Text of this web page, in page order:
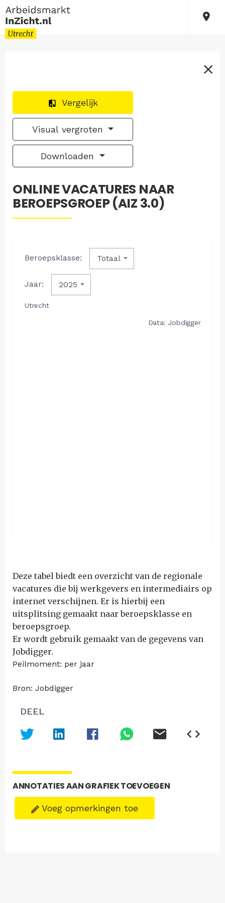
Vergelijk
Visual vergroten
Downloaden
ONLINE VACATURES NAAR
BEROEPSGROEP (AIZ 3.0)
Deze tabel biedt een overzicht van de regionale
vacatures die bij werkgevers en intermediairs op
internet verschijnen. Er is hierbij een
uitsplitsing gemaakt naar beroepsklasse en
beroepsgroep.
Er wordt gebruik gemaakt van de gegevens van
Jobdigger.
Peilmoment: per jaar
Bron: Jobdigger
DEEL
ANNOTATIES AAN GRAFIEK TOEVOEGEN
Voeg opmerkingen toe